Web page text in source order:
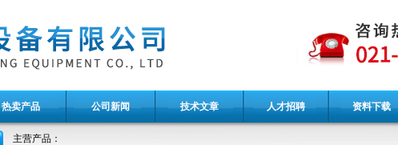
热卖产品 公司新闻 技术文章 人才招聘 资料下载
主营产品：